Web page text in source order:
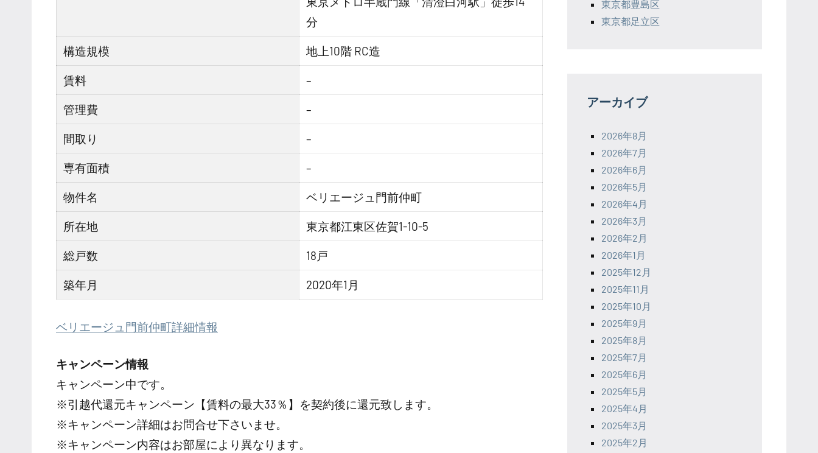
分
構造規模 地上10階 RC造
賃料 –
管理費 –
間取り –
専有面積 –
物件名 ベリエージュ門前仲町
所在地 東京都江東区佐賀1-10-5
総戸数 18戸
築年月 2020年1月
ベリエージュ門前仲町詳細情報
キャンペーン情報
キャンペーン中です。
※引越代還元キャンペーン【賃料の最大33％】を契約後に還元致します。
※キャンペーン詳細はお問合せ下さいませ。
※キャンペーン内容はお部屋により異なります。
東京都豊島区
東京都足立区
アーカイブ
2026年8月
2026年7月
2026年6月
2026年5月
2026年4月
2026年3月
2026年2月
2026年1月
2025年12月
2025年11月
2025年10月
2025年9月
2025年8月
2025年7月
2025年6月
2025年5月
2025年4月
2025年3月
2025年2月